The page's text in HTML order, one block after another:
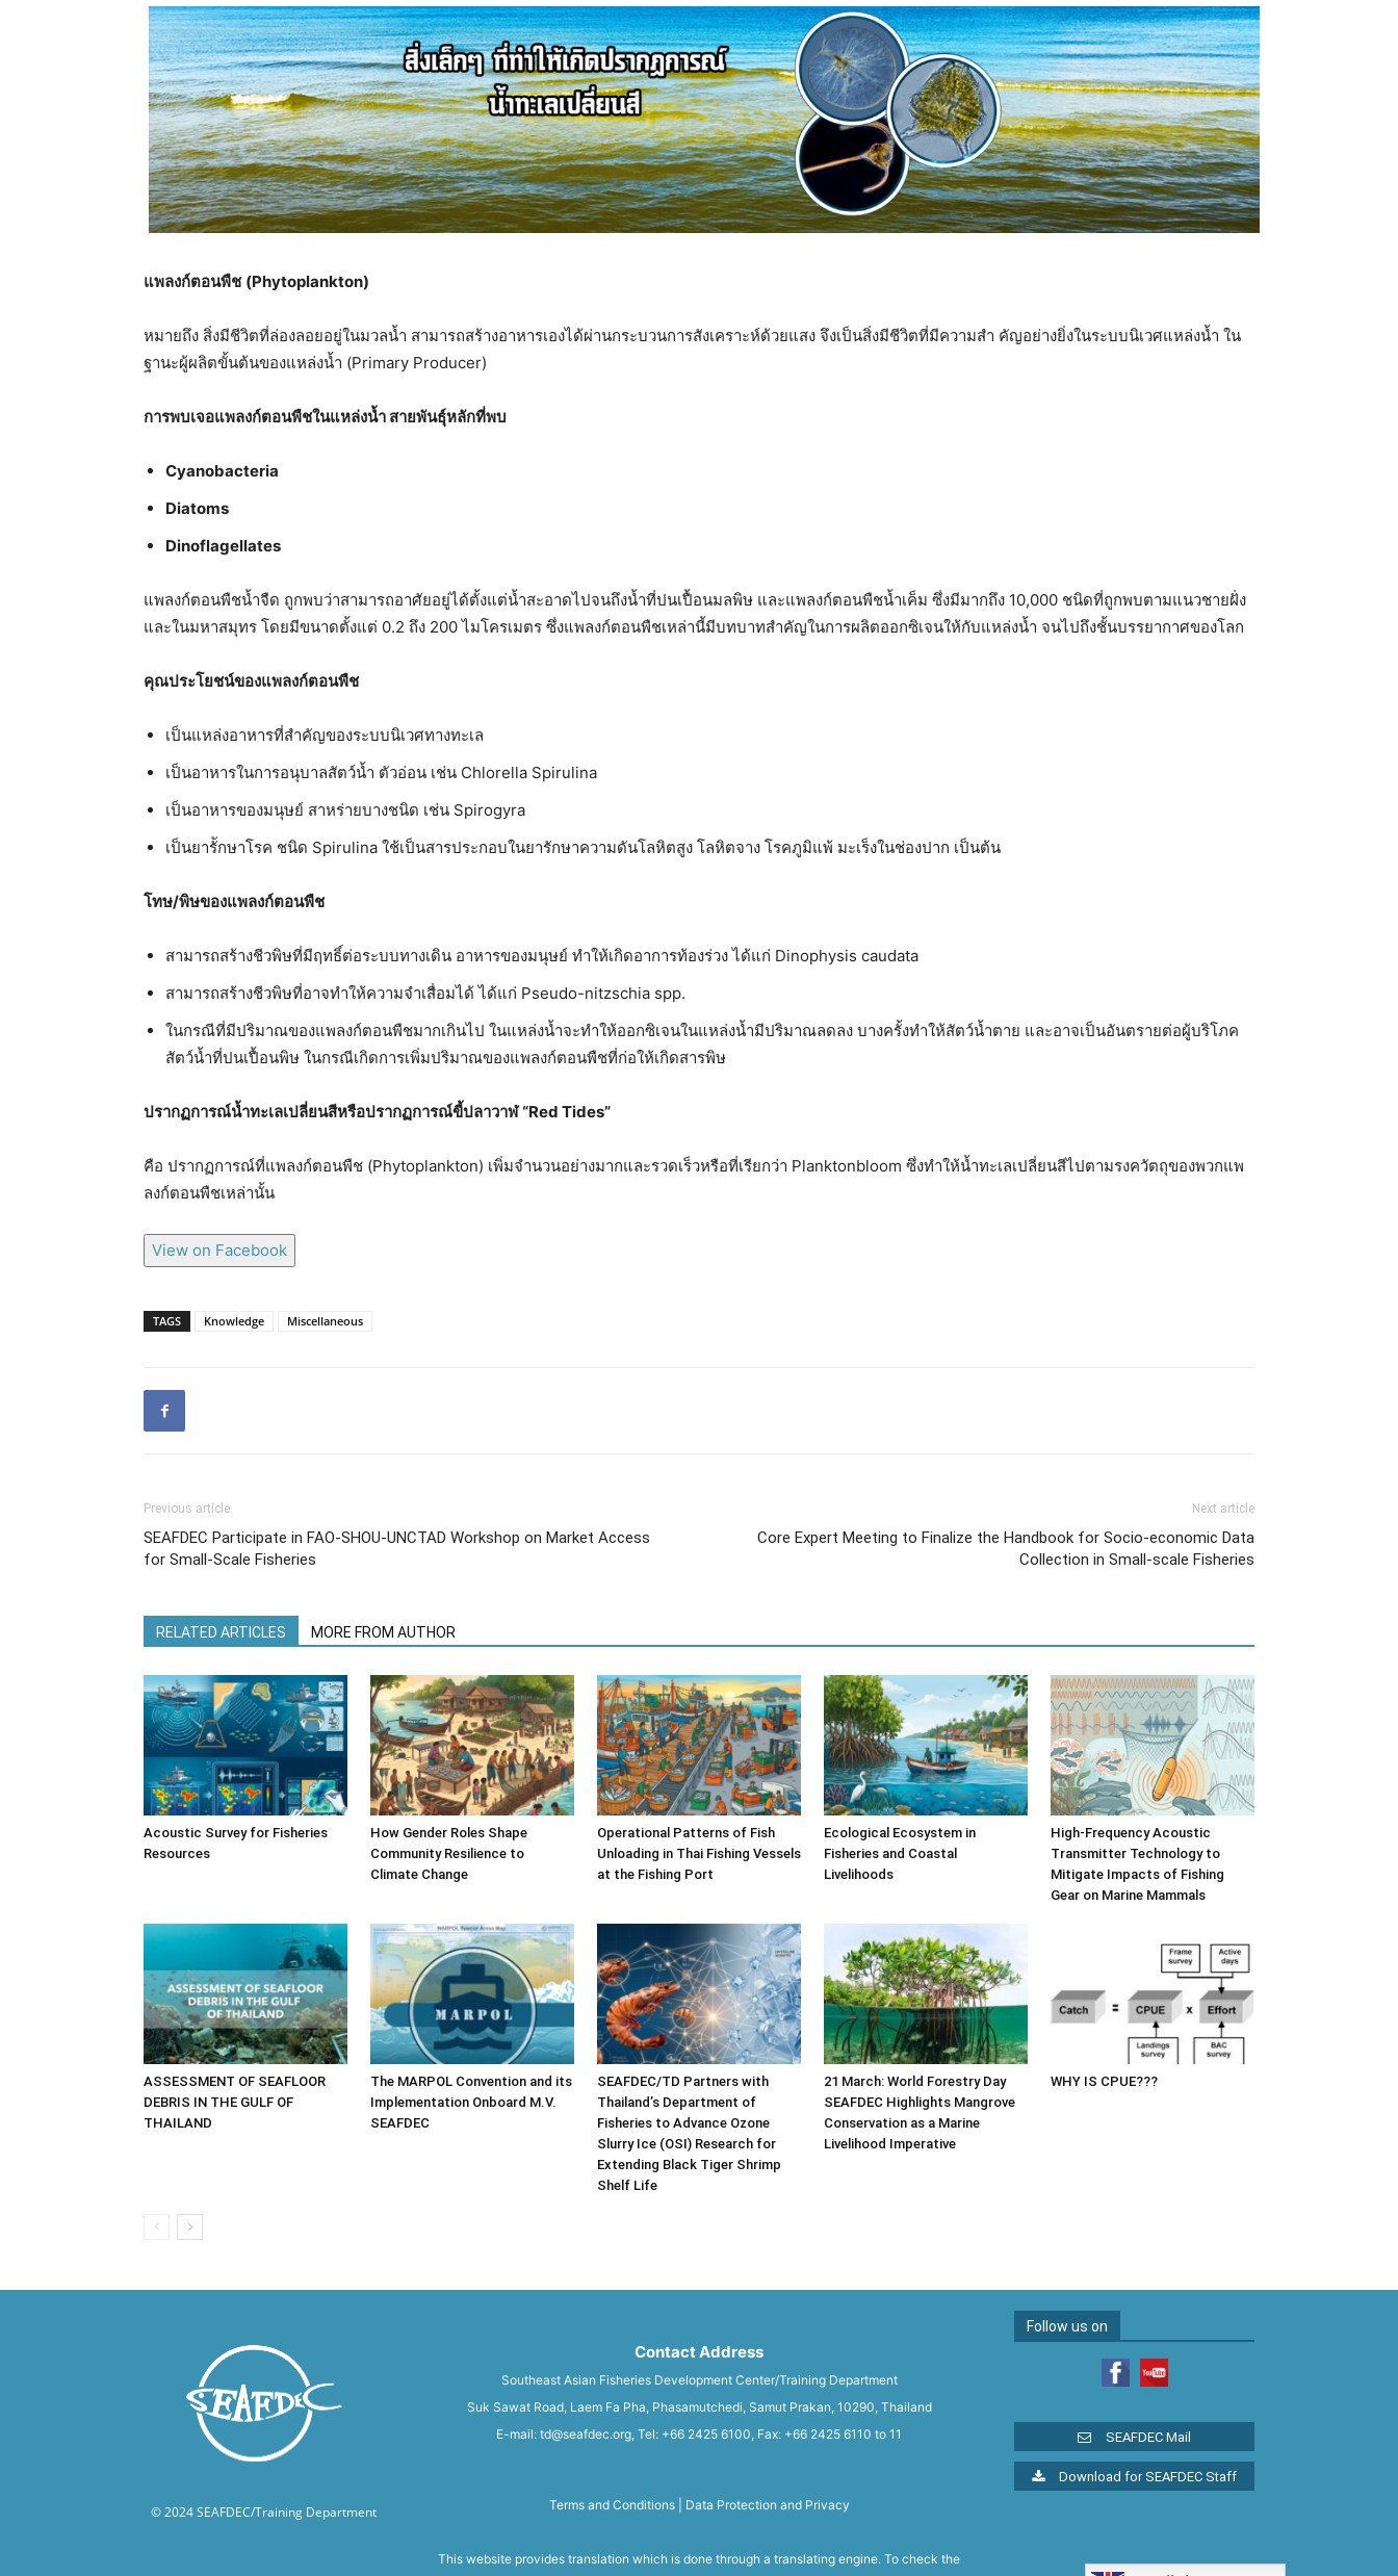
แพลงก์ตอนพืช (Phytoplankton)
หมายถึง สิ่งมีชีวิตที่ล่องลอยอยู่ในมวลน้ำ สามารถสร้างอาหารเองได้ผ่านกระบวนการสังเคราะห์ด้วยแสง จึงเป็นสิ่งมีชีวิตที่มีความสำ คัญอย่างยิ่งในระบบนิเวศแหล่งน้ำ ใน
ฐานะผู้ผลิตขั้นต้นของแหล่งน้ำ (Primary Producer)
การพบเจอแพลงก์ตอนพืชในแหล่งน้ำ สายพันธุ์หลักที่พบ
Cyanobacteria
Diatoms
Dinoflagellates
แพลงก์ตอนพืชน้ำจืด ถูกพบว่าสามารถอาศัยอยู่ได้ตั้งแต่น้ำสะอาดไปจนถึงน้ำที่ปนเปื้อนมลพิษ และแพลงก์ตอนพืชน้ำเค็ม ซึ่งมีมากถึง 10,000 ชนิดที่ถูกพบตามแนวชายฝั่ง
และในมหาสมุทร โดยมีขนาดตั้งแต่ 0.2 ถึง 200 ไมโครเมตร ซึ่งแพลงก์ตอนพืชเหล่านี้มีบทบาทสำคัญในการผลิตออกซิเจนให้กับแหล่งน้ำ จนไปถึงชั้นบรรยากาศของโลก
คุณประโยชน์ของแพลงก์ตอนพืช
เป็นแหล่งอาหารที่สําคัญของระบบนิเวศทางทะเล
เป็นอาหารในการอนุบาลสัตว์นํ้า ตัวอ่อน เช่น Chlorella Spirulina
เป็นอาหารของมนุษย์ สาหร่ายบางชนิด เช่น Spirogyra
เป็นยารัักษาโรค ชนิด Spirulina ใช้เป็นสารประกอบในยารักษาความดันโลหิตสูง โลหิตจาง โรคภูมิแพ้ มะเร็งในช่องปาก เป็นต้น
โทษ/พิษของแพลงก์ตอนพืช
สามารถสร้างชีวพิษที่มีฤทธิ์ต่อระบบทางเดิน อาหารของมนุษย์ ทําให้เกิดอาการท้องร่วง ได้แก่ Dinophysis caudata
สามารถสร้างชีวพิษที่อาจทําให้ความจําเสื่อมได้ ได้แก่ Pseudo-nitzschia spp.
ในกรณีที่มีปริมาณของแพลงก์ตอนพืชมากเกินไป ในแหล่งน้ำจะทำให้ออกซิเจนในแหล่งน้ำมีปริมาณลดลง บางครั้งทำให้สัตว์น้ำตาย และอาจเป็นอันตรายต่อผู้บริโภค
สัตว์น้ำที่ปนเปื้อนพิษ ในกรณีเกิดการเพิ่มปริมาณของแพลงก์ตอนพืชที่ก่อให้เกิดสารพิษ
ปรากฏการณ์นํ้าทะเลเปลี่ยนสีหรือปรากฏการณ์ขี้ปลาวาฬ “Red Tides”
คือ ปรากฏการณ์ที่แพลงก์ตอนพืช (Phytoplankton) เพิ่มจํานวนอย่างมากและรวดเร็วหรือที่เรียกว่า Planktonbloom ซึ่งทําให้นํ้าทะเลเปลี่ยนสีไปตามรงควัตถุของพวกแพ
ลงก์ตอนพืชเหล่านั้น
View on Facebook
TAGS Knowledge Miscellaneous
Previous article
SEAFDEC Participate in FAO-SHOU-UNCTAD Workshop on Market Access
for Small-Scale Fisheries
Next article
Core Expert Meeting to Finalize the Handbook for Socio-economic Data
Collection in Small-scale Fisheries
RELATED ARTICLES MORE FROM AUTHOR
Acoustic Survey for Fisheries
Resources
How Gender Roles Shape
Community Resilience to
Climate Change
Operational Patterns of Fish
Unloading in Thai Fishing Vessels
at the Fishing Port
Ecological Ecosystem in
Fisheries and Coastal
Livelihoods
High-Frequency Acoustic
Transmitter Technology to
Mitigate Impacts of Fishing
Gear on Marine Mammals
ASSESSMENT OF SEAFLOOR
DEBRIS IN THE GULF OF
THAILAND
The MARPOL Convention and its
Implementation Onboard M.V.
SEAFDEC
SEAFDEC/TD Partners with
Thailand’s Department of
Fisheries to Advance Ozone
Slurry Ice (OSI) Research for
Extending Black Tiger Shrimp
Shelf Life
21 March: World Forestry Day
SEAFDEC Highlights Mangrove
Conservation as a Marine
Livelihood Imperative
WHY IS CPUE???
Contact Address
Southeast Asian Fisheries Development Center/Training Department
Suk Sawat Road, Laem Fa Pha, Phasamutchedi, Samut Prakan, 10290, Thailand
E-mail: td@seafdec.org, Tel: +66 2425 6100, Fax: +66 2425 6110 to 11
Follow us on
SEAFDEC Mail
Download for SEAFDEC Staff
© 2024 SEAFDEC/Training Department Terms and Conditions| Data Protection and Privacy
This website provides translation which is done through a translating engine. To check the